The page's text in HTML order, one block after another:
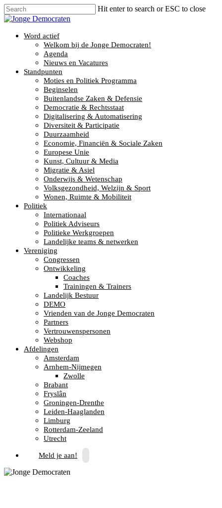
Hit enter to search or ESC to close
Word actief
Welkom bij de Jonge Democraten!
Agenda
Nieuws en Vacatures
Standpunten
Moties en Politiek Programma
Beginselen
Buitenlandse Zaken & Defensie
Democratie & Rechtsstaat
Digitalisering & Automatisering
Diversiteit & Participatie
Duurzaamheid
Economie, Financiën & Sociale Zaken
Europese Unie
Kunst, Cultuur & Media
Migratie & Asiel
Onderwijs & Wetenschap
Volksgezondheid, Welzijn & Sport
Wonen, Ruimte & Mobiliteit
Politiek
Internationaal
Politiek Adviseurs
Politieke Werkgroepen
Landelijke teams & netwerken
Vereniging
Congressen
Ontwikkeling
Coaches
Trainingen & Trainers
Landelijk Bestuur
DEMO
Vrienden van de Jonge Democraten
Partners
Vertrouwenspersonen
Webshop
Afdelingen
Amsterdam
Arnhem-Nijmegen
Zwolle
Brabant
Fryslân
Groningen-Drenthe
Leiden-Haaglanden
Limburg
Rotterdam-Zeeland
Utrecht
Meld je aan!